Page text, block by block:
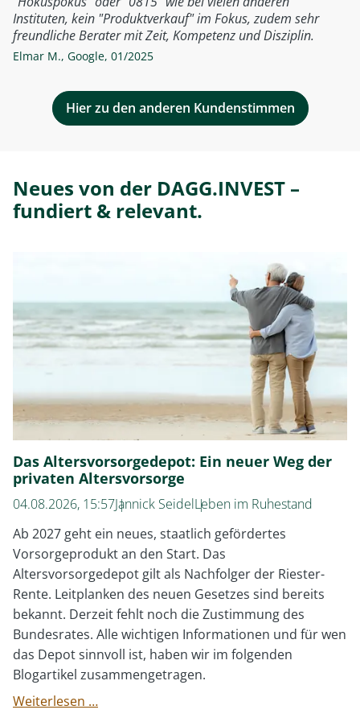
Instituten, kein "Produktverkauf" im Fokus, zudem sehr
freundliche Berater mit Zeit, Kompetenz und Disziplin.
Elmar M., Google, 01/2025
Hier zu den anderen Kundenstimmen
Neues von der DAGG.INVEST –
fundiert & relevant.
Das Altersvorsorgedepot: Ein neuer Weg der
privaten Altersvorsorge
04.08.2026, 15:57Jannick SeidelLeben im Ruhestand
Ab 2027 geht ein neues, staatlich gefördertes
Vorsorgeprodukt an den Start. Das
Altersvorsorgedepot gilt als Nachfolger der Riester-
Rente. Leitplanken des neuen Gesetzes sind bereits
bekannt. Derzeit fehlt noch die Zustimmung des
Bundesrates. Alle wichtigen Informationen und für wen
das Depot sinnvoll ist, haben wir im folgenden
Blogartikel zusammengetragen.
Weiterlesen …Das